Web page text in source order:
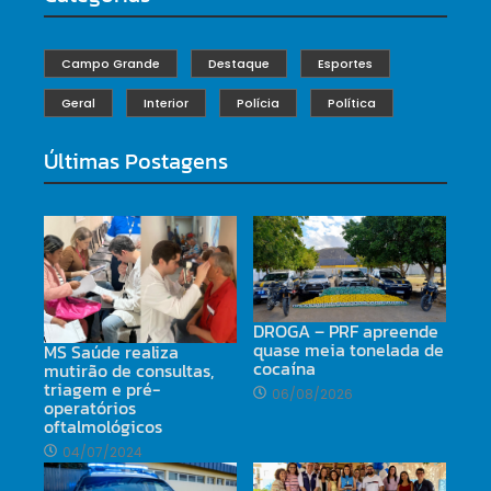
Campo Grande Destaque Esportes
Geral Interior Polícia Política
Últimas Postagens
MS Saúde realiza
mutirão de consultas,
triagem e pré-
operatórios
oftalmológicos
04/07/2024
DROGA – PRF apreende
quase meia tonelada de
cocaína
06/08/2026